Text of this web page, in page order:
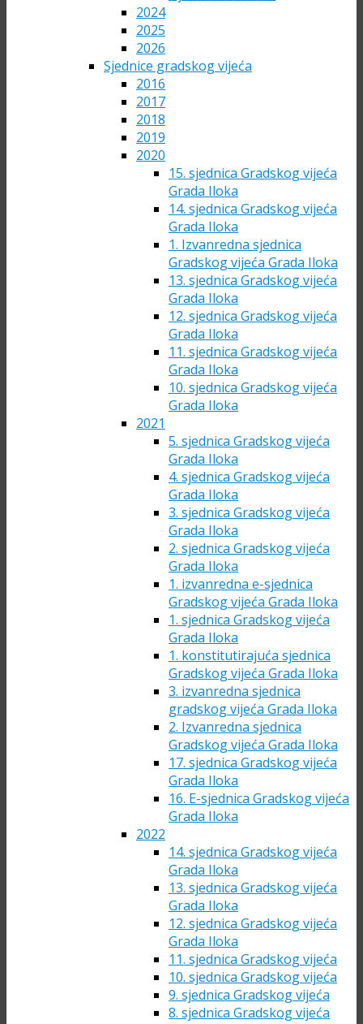
2024
2025
2026
Sjednice gradskog vijeća
2016
2017
2018
2019
2020
15. sjednica Gradskog vijeća
Grada Iloka
14. sjednica Gradskog vijeća
Grada Iloka
1. Izvanredna sjednica
Gradskog vijeća Grada Iloka
13. sjednica Gradskog vijeća
Grada Iloka
12. sjednica Gradskog vijeća
Grada Iloka
11. sjednica Gradskog vijeća
Grada Iloka
10. sjednica Gradskog vijeća
Grada Iloka
2021
5. sjednica Gradskog vijeća
Grada Iloka
4. sjednica Gradskog vijeća
Grada Iloka
3. sjednica Gradskog vijeća
Grada Iloka
2. sjednica Gradskog vijeća
Grada Iloka
1. izvanredna e-sjednica
Gradskog vijeća Grada Iloka
1. sjednica Gradskog vijeća
Grada Iloka
1. konstitutirajuća sjednica
Gradskog vijeća Grada Iloka
3. izvanredna sjednica
gradskog vijeća Grada Iloka
2. Izvanredna sjednica
Gradskog vijeća Grada Iloka
17. sjednica Gradskog vijeća
Grada Iloka
16. E-sjednica Gradskog vijeća
Grada Iloka
2022
14. sjednica Gradskog vijeća
Grada Iloka
13. sjednica Gradskog vijeća
Grada Iloka
12. sjednica Gradskog vijeća
Grada Iloka
11. sjednica Gradskog vijeća
10. sjednica Gradskog vijeća
9. sjednica Gradskog vijeća
8. sjednica Gradskog vijeća